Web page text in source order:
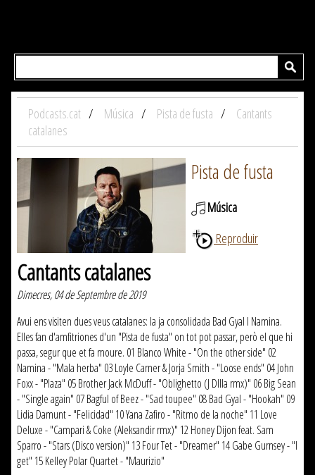
Podcasts.cat Música Pista de fusta
Cantants
catalanes
Pista de fusta
Música
Reproduir
Cantants catalanes
Dimecres, 04 de Septembre de 2019
Avui ens visiten dues veus catalanes: la ja consolidada Bad Gyal I Namina.
Elles fan d'amfitriones d'un "Pista de fusta" on tot pot passar, però el que hi
passa, segur que et fa moure. 01 Blanco White - "On the other side" 02
Namina - "Mala herba" 03 Loyle Carner & Jorja Smith - "Loose ends" 04 John
Foxx - "Plaza" 05 Brother Jack McDuff - "Oblighetto (J DIlla rmx)" 06 Big Sean
- "Single again" 07 Bagful of Beez - "Sad toupee" 08 Bad Gyal - "Hookah" 09
Lidia Damunt - "Felicidad" 10 Yana Zafiro - "Ritmo de la noche" 11 Love
Deluxe - "Campari & Coke (Aleksandir rmx)" 12 Honey Dijon feat. Sam
Sparro - "Stars (Disco version)" 13 Four Tet - "Dreamer" 14 Gabe Gurnsey - "I
get" 15 Kelley Polar Quartet - "Maurizio"